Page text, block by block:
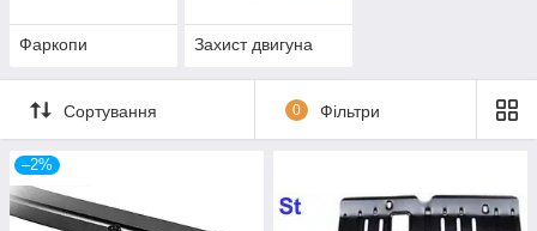
Фаркопи Захист двигуна
Сортування 0 Фільтри
–2%